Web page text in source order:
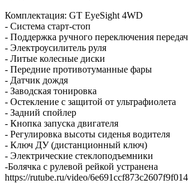
Комплектация: GT EyeSight 4WD
- Система старт-стоп
- Поддержка ручного переключения передач
- Электроусилитель руля
- Литые колесные диски
- Передние противотуманные фары
- Датчик дождя
- Заводская тонировка
- Остекление с защитой от ультрафиолета
- Задний спойлер
- Кнопка запуска двигателя
- Регулировка высоты сиденья водителя
- Ключ ДУ (дистанционный ключ)
- Электрические стеклоподъемники
-Болячка с рулевой рейкой устранена
https://rutube.ru/video/